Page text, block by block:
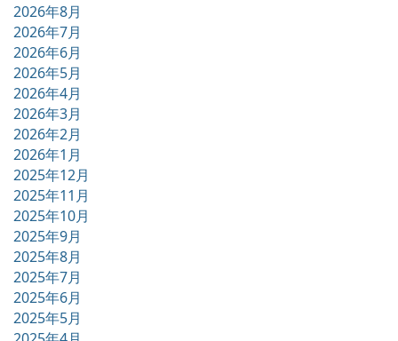
2026年8月
2026年7月
2026年6月
2026年5月
2026年4月
2026年3月
2026年2月
2026年1月
2025年12月
2025年11月
2025年10月
2025年9月
2025年8月
2025年7月
2025年6月
2025年5月